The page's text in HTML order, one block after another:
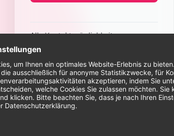
Alle Kontaktmöglichkeiten